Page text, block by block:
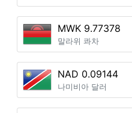
MWK 9.77378
말라위 콰차
NAD 0.09144
나미비아 달러